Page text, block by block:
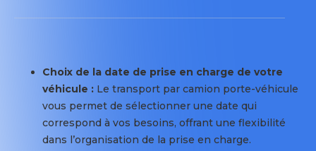
votre
la
commande
de
transport,
votre
correctement
le
territoire.
Il
s’agit
Choix de la date de prise en charge de votre
véhicule : Le transport par camion porte-véhicule
vous permet de sélectionner une date qui
correspond à vos besoins, offrant une flexibilité
dans l’organisation de la prise en charge.